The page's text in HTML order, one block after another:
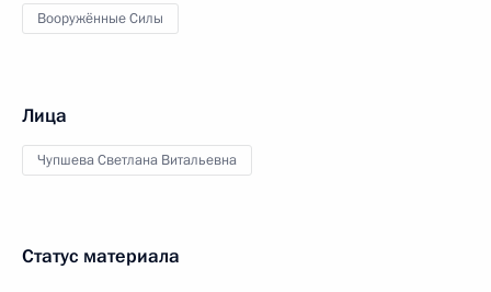
Вооружённые Силы
Лица
Чупшева Светлана Витальевна
Статус материала